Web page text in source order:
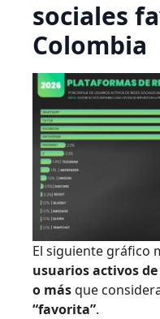
sociales
Colombia
El siguiente gráfico
usuarios activos de
o másque
“favorita”.